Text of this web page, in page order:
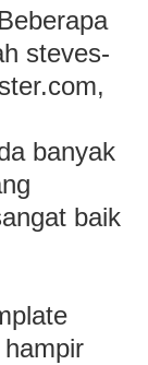
steves-
banyak
baik